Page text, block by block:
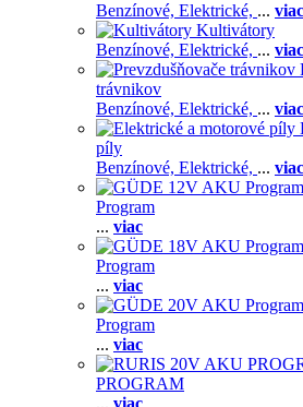
Benzínové, Elektrické, ... viac
Kultivátory
Benzínové, Elektrické, ... viac
trávnikov
Benzínové, Elektrické, ... viac
píly
Benzínové, Elektrické, ... viac
Program
... viac
Program
... viac
Program
... viac
PROGRAM
... viac